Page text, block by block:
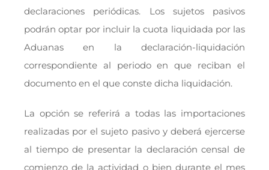
declaraciones periódicas. Los sujetos pasivos
podrán optar por incluir la cuota liquidada por las
Aduanas en la declaración-liquidación
correspondiente al periodo en que reciban el
documento en el que conste dicha liquidación.
La opción se referirá a todas las importaciones
realizadas por el sujeto pasivo y deberá ejercerse
al tiempo de presentar la declaración censal de
comienzo de la actividad o bien durante el mes